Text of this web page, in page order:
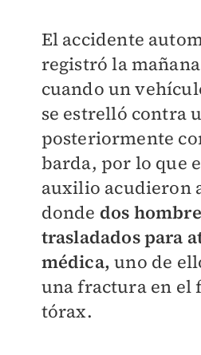
El accidente
registró la
cuando un
se estrelló contra
posteriormente
barda, por lo que
auxilio acudieron
donde dos
trasladados para
médica,uno de
una fractura en el
tórax.